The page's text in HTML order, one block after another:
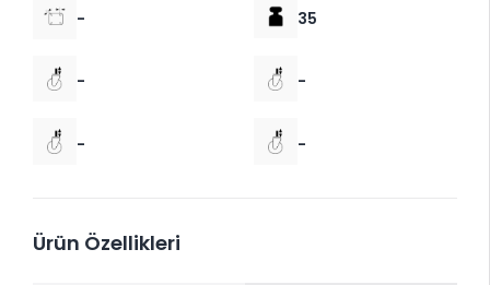
- 35
- -
- -
Ürün Özellikleri